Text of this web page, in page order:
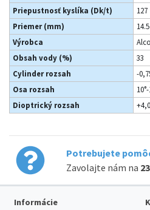
Priepustnosť kyslíka (Dk/t)
127
Priemer (mm)
14.5
Výrobca
Obsah vody (%)
33
Cylinder rozsah
-
Osa rozsah
Dioptrický rozsah
Potrebujete
Zavolajte nám na
Informácie